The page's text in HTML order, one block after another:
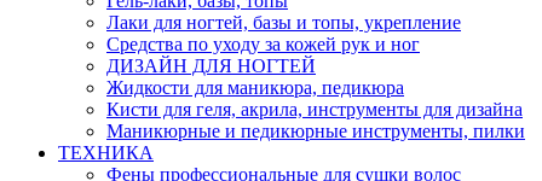
Лаки для ногтей, базы и топы, укрепление
Средства по уходу за кожей рук и ног
ДИЗАЙН ДЛЯ НОГТЕЙ
Жидкости для маникюра, педикюра
Кисти для геля, акрила, инструменты для дизайна
Маникюрные и педикюрные инструменты, пилки
ТЕХНИКА
Фены профессиональные для сушки волос